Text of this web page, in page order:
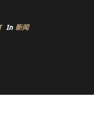
In 新闻